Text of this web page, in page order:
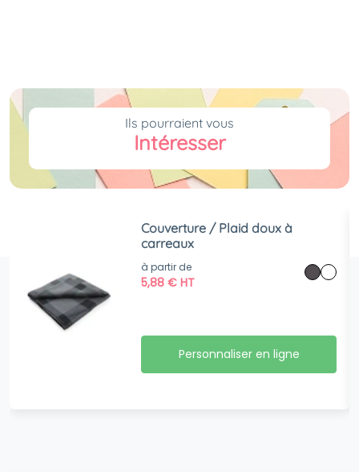
Ils pourraient vous
Intéresser
Couverture / Plaid doux à
carreaux
à partir de
5,88€ HT
Personnaliser en ligne